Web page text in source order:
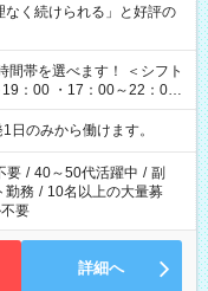
なく続けられる」と好評の
：00 ・17：00～22：00
00 など
日のみから働けます。
要 / 40～50代活躍中 / 副
勤務 / 10名以上の大量募
要
詳細へ